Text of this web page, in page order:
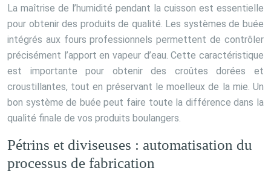
La maîtrise de l’humidité pendant la cuisson est essentielle
pour obtenir des produits de qualité. Les systèmes de buée
intégrés aux fours professionnels permettent de contrôler
précisément l’apport en vapeur d’eau. Cette caractéristique
est importante pour obtenir des croûtes dorées et
croustillantes, tout en préservant le moelleux de la mie. Un
bon système de buée peut faire toute la différence dans la
qualité finale de vos produits boulangers.
Pétrins et diviseuses : automatisation du
processus de fabrication